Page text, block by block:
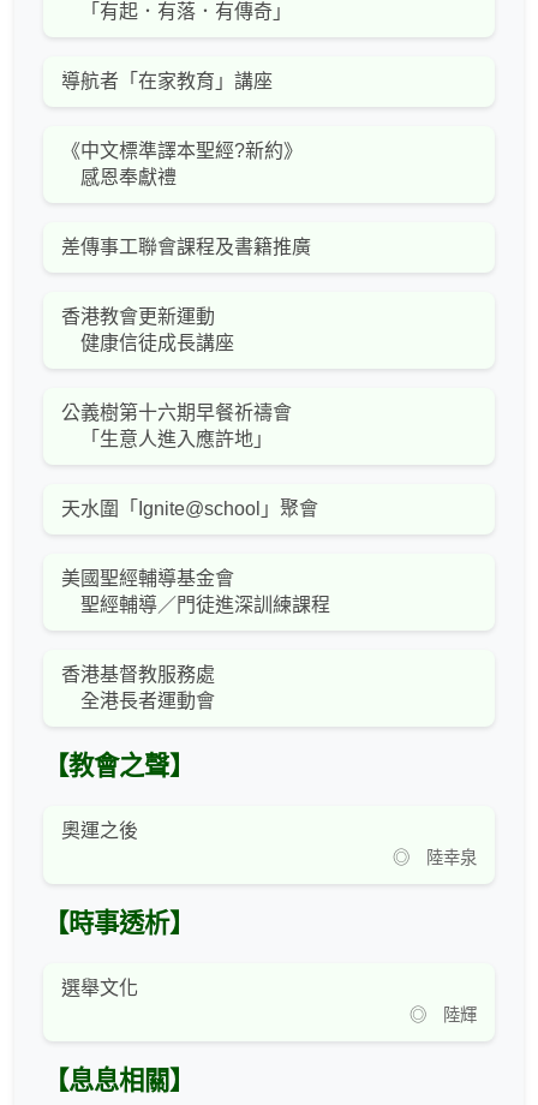
「有起．有落．有傳奇」
導航者「在家教育」講座
《中文標準譯本聖經?新約》
感恩奉獻禮
差傳事工聯會課程及書籍推廣
香港教會更新運動
健康信徒成長講座
公義樹第十六期早餐祈禱會
「生意人進入應許地」
天水圍「Ignite@school」聚會
美國聖經輔導基金會
聖經輔導／門徒進深訓練課程
香港基督教服務處
全港長者運動會
【教會之聲】
奧運之後
◎ 陸幸泉
【時事透析】
選舉文化
◎ 陸輝
【息息相關】